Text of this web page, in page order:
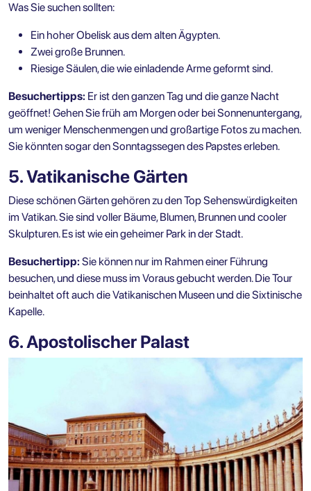
Was Sie suchen sollten:
Ein hoher Obelisk aus dem alten Ägypten.
Zwei große Brunnen.
Riesige Säulen, die wie einladende Arme geformt sind.
Besuchertipps: Er ist den ganzen Tag und die ganze Nacht
geöffnet! Gehen Sie früh am Morgen oder bei Sonnenuntergang,
um weniger Menschenmengen und großartige Fotos zu machen.
Sie könnten sogar den Sonntagssegen des Papstes erleben.
5. Vatikanische Gärten
Diese schönen Gärten gehören zu den Top Sehenswürdigkeiten
im Vatikan. Sie sind voller Bäume, Blumen, Brunnen und cooler
Skulpturen. Es ist wie ein geheimer Park in der Stadt.
Besuchertipp: Sie können nur im Rahmen einer Führung
besuchen, und diese muss im Voraus gebucht werden. Die Tour
beinhaltet oft auch die Vatikanischen Museen und die Sixtinische
Kapelle.
6. Apostolischer Palast